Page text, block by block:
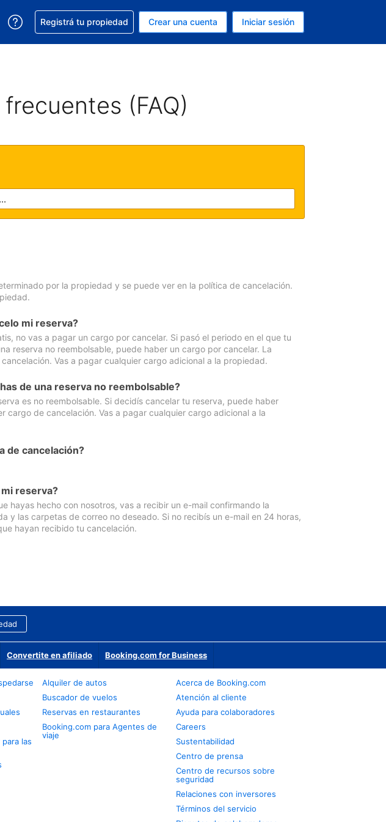
Tu moneda actual es Dólar de EEUU
el idioma. El idioma que estás usando es Español (Argentina)
Conseguí ayuda con tu reserva
Registrá tu propiedad Crear una cuenta Iniciar sesión
(FAQ)
por la propiedad y se puede ver en la política de cancelación.
mi reserva?
no vas a pagar un cargo por cancelar. Si pasó el periodo en el que tu
reserva no reembolsable, puede haber un cargo por cancelar. La
Vas a pagar cualquier cargo adicional a la propiedad.
de una reserva no reembolsable?
es no reembolsable. Si decidís cancelar tu reserva, puede haber
cargo de cancelación. Vas a pagar cualquier cargo adicional a la
de cancelación?
reserva?
hayas hecho con nosotros, vas a recibir un e-mail confirmando la
y las carpetas de correo no deseado. Si no recibís un e-mail en 24 horas,
hayan recibido tu cancelación.
Convertite en afiliado Booking.com for Business
las
Alquiler de autos
Buscador de vuelos
Reservas en restaurantes
Booking.com para Agentes de
viaje
Acerca de Booking.com
Atención al cliente
Ayuda para colaboradores
Careers
Sustentabilidad
Centro de prensa
Centro de recursos sobre
seguridad
Relaciones con inversores
Términos del servicio